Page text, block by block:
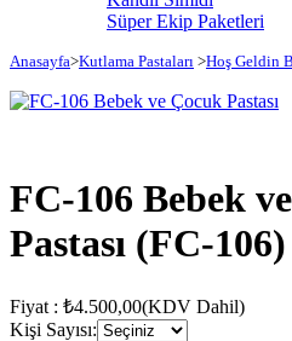
Süper Ekip Paketleri
Anasayfa>Kutlama Pastaları >Hoş Geldin
FC-106 Bebek
Pastası (FC-106)
Fiyat : ₺4.500,00(KDV Dahil)
Kişi Sayısı: